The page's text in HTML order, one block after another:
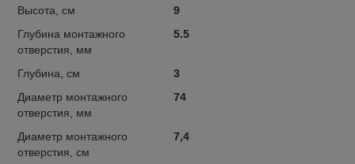
Высота, см
9
Глубина монтажного
отверстия, мм
5.5
Глубина, см
3
Диаметр монтажного
отверстия, мм
74
Диаметр монтажного
отверстия, см
7,4